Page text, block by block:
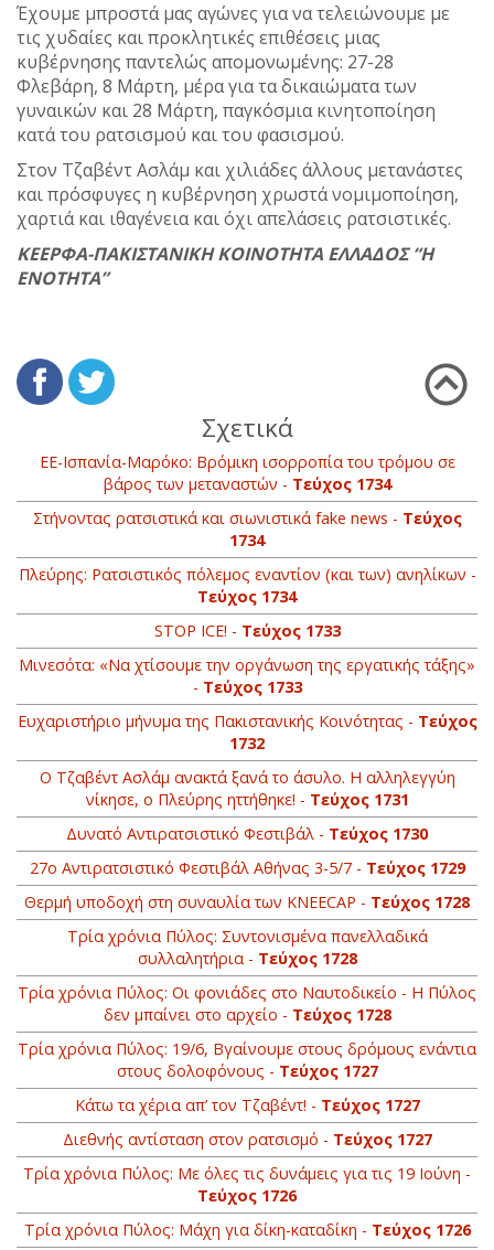
Έχουμε μπροστά μας αγώνες για να τελειώνουμε με
τις χυδαίες και προκλητικές επιθέσεις μιας
κυβέρνησης παντελώς απομονωμένης: 27-28
Φλεβάρη, 8 Μάρτη, μέρα για τα δικαιώματα των
γυναικών και 28 Μάρτη, παγκόσμια κινητοποίηση
κατά του ρατσισμού και του φασισμού.
Στον Τζαβέντ Ασλάμ και χιλιάδες άλλους μετανάστες
και πρόσφυγες η κυβέρνηση χρωστά νομιμοποίηση,
χαρτιά και ιθαγένεια και όχι απελάσεις ρατσιστικές.
ΚΕΕΡΦΑ-ΠΑΚΙΣΤΑΝΙΚΗ ΚΟΙΝΟΤΗΤΑ ΕΛΛΑΔΟΣ “Η
ΕΝΟΤΗΤΑ”
Σχετικά
ΕΕ-Ισπανία-Μαρόκο: Βρόμικη ισορροπία του τρόμου σε
βάρος των μεταναστών - Τεύχος 1734
Στήνοντας ρατσιστικά και σιωνιστικά fake news - Τεύχος
1734
Πλεύρης: Ρατσιστικός πόλεμος εναντίον (και των) ανηλίκων -
Τεύχος 1734
STOP ICE! - Τεύχος 1733
Μινεσότα: «Να χτίσουμε την οργάνωση της εργατικής τάξης»
- Τεύχος 1733
Ευχαριστήριο μήνυμα της Πακιστανικής Κοινότητας - Τεύχος
1732
Ο Τζαβέντ Ασλάμ ανακτά ξανά το άσυλο. Η αλληλεγγύη
νίκησε, ο Πλεύρης ηττήθηκε! - Τεύχος 1731
Δυνατό Αντιρατσιστικό Φεστιβάλ - Τεύχος 1730
27ο Αντιρατσιστικό Φεστιβάλ Αθήνας 3-5/7 - Τεύχος 1729
Θερμή υποδοχή στη συναυλία των KNEECAP - Τεύχος 1728
Τρία χρόνια Πύλος: Συντονισμένα πανελλαδικά
συλλαλητήρια - Τεύχος 1728
Τρία χρόνια Πύλος: Οι φονιάδες στο Ναυτοδικείο - Η Πύλος
δεν μπαίνει στο αρχείο - Τεύχος 1728
Τρία χρόνια Πύλος: 19/6, Βγαίνουμε στους δρόμους ενάντια
στους δολοφόνους - Τεύχος 1727
Κάτω τα χέρια απ’ τον Τζαβέντ! - Τεύχος 1727
Διεθνής αντίσταση στον ρατσισμό - Τεύχος 1727
Τρία χρόνια Πύλος: Με όλες τις δυνάμεις για τις 19 Ιούνη -
Τεύχος 1726
Τρία χρόνια Πύλος: Μάχη για δίκη-καταδίκη - Τεύχος 1726